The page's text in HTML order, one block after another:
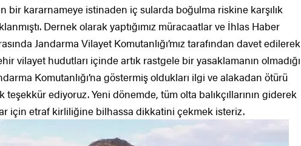
bir kararnameye istinaden iç sularda boğulma riskine karşılık
Dernek olarak yaptığımız müracaatlar ve İhlas Haber
Jandarma Vilayet Komutanlığı’mız tarafından davet edilerek
vilayet hudutları içinde artık rastgele bir yasaklamanın olmadığı
Komutanlığı’na göstermiş oldukları ilgi ve alakadan ötürü
teşekkür ediyoruz. Yeni dönemde, tüm olta balıkçıllarının giderek
için etraf kirliliğine bilhassa dikkatini çekmek isteriz.